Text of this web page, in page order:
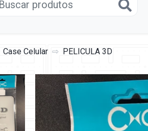
Case Celular PELICULA 3D